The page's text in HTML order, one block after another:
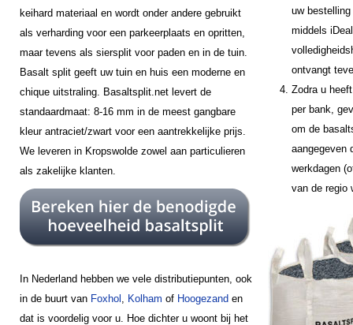
keihard materiaal en wordt onder andere gebruikt
als verharding voor een parkeerplaats en opritten,
maar tevens als siersplit voor paden en in de tuin.
Basalt split geeft uw tuin en huis een moderne en
chique uitstraling. Basaltsplit.net levert de
standaardmaat: 8-16 mm in de meest gangbare
kleur antraciet/zwart voor een aantrekkelijke prijs.
We leveren in Kropswolde zowel aan particulieren
als zakelijke klanten.
In Nederland hebben we vele distributiepunten, ook
in de buurt van Foxhol , Kolham of Hoogezand en
dat is voordelig voor u. Hoe dichter u woont bij het
uw
middels
ontvangt
Zodra u
per bank,
om de
aangegeven
werkdagen
van de regio